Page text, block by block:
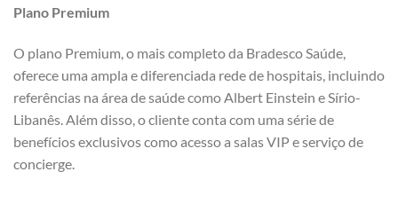
Plano Premium
O plano Premium, o mais completo da Bradesco Saúde,
oferece uma ampla e diferenciada rede de hospitais, incluindo
referências na área de saúde como Albert Einstein e Sírio-
Libanês. Além disso, o cliente conta com uma série de
benefícios exclusivos como acesso a salas VIP e serviço de
concierge.